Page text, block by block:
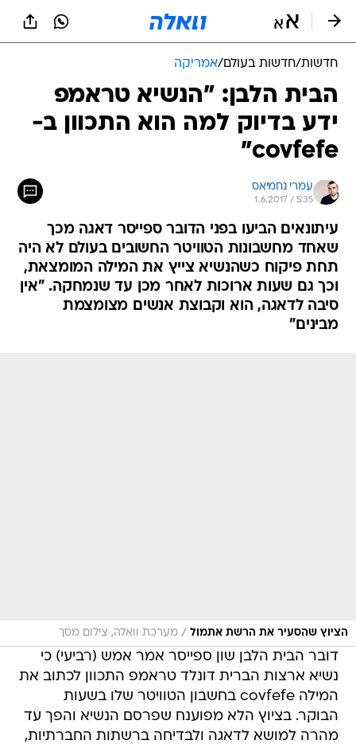
חדשות/חדשות בעולם/אמריקה
הבית הלבן: "הנשיא טראמפ
ידע בדיוק למה הוא התכוון ב-
covfefe"
עמרי נחמיאס
1.6.2017 / 5:35
עיתונאים הביעו בפני הדובר ספייסר דאגה מכך
שאחד מחשבונות הטוויטר החשובים בעולם לא היה
תחת פיקוח כשהנשיא צייץ את המילה המומצאת,
וכך גם שעות ארוכות לאחר מכן עד שנמחקה. "אין
סיבה לדאגה, הוא וקבוצת אנשים מצומצמת
מבינים"
הציוץ שהסעיר את הרשת אתמול / מערכת וואלה, צילום מסך
דובר הבית הלבן שון ספייסר אמר אמש (רביעי) כי
נשיא ארצות הברית דונלד טראמפ התכוון לכתוב את
המילה covfefe בחשבון הטוויטר שלו בשעות
הבוקר. בציוץ הלא מפוענח שפרסם הנשיא והפך עד
מהרה למושא לדאגה ולבדיחה ברשתות החברתיות,